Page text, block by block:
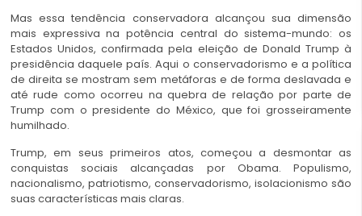
Mas essa tendência conservadora alcançou sua dimensão
mais expressiva na potência central do sistema-mundo: os
Estados Unidos, confirmada pela eleição de Donald Trump à
presidência daquele país. Aqui o conservadorismo e a política
de direita se mostram sem metáforas e de forma deslavada e
até rude como ocorreu na quebra de relação por parte de
Trump com o presidente do México, que foi grosseiramente
humilhado.
Trump, em seus primeiros atos, começou a desmontar as
conquistas sociais alcançadas por Obama. Populismo,
nacionalismo, patriotismo, conservadorismo, isolacionismo são
suas características mais claras.